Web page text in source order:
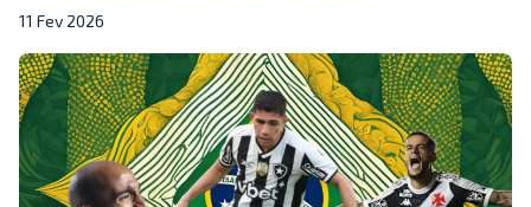
11 Fev 2026